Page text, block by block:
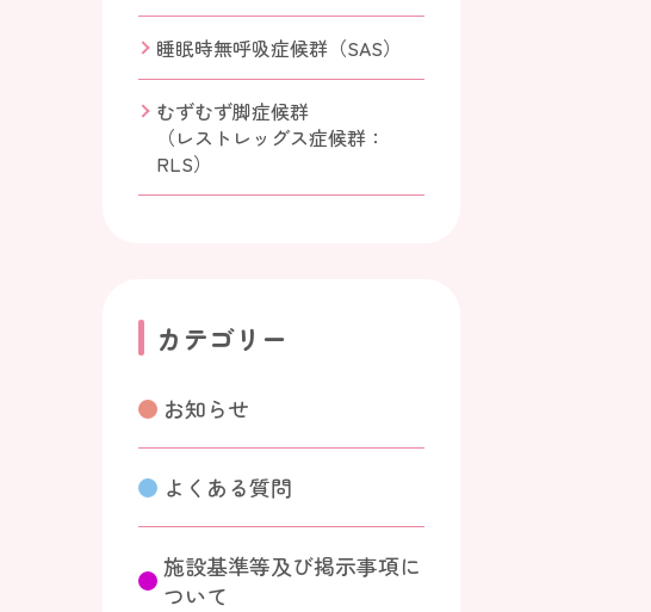
睡眠時無呼吸症候群（SAS）
むずむず脚症候群
（レストレッグス症候群：
RLS）
カテゴリー
お知らせ
よくある質問
施設基準等及び掲示事項に
ついて